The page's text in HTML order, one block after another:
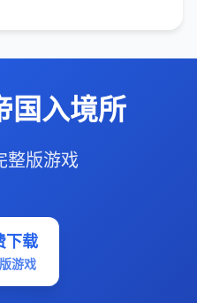
国入境所
整版游戏
下载
游戏